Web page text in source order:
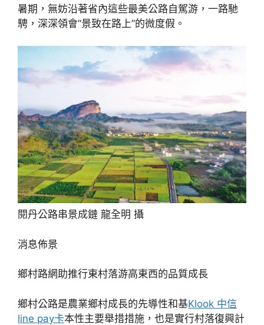
暑期，無妨沿著省內這些最美公路自駕游，一路馳
騁，深深領會“景致在路上”的微度假。
閱丹公路串景成鏈 龍全明 攝
消息佈景
鄉村路網助推行東村落游高東西的品質成長
鄉村公路是農業鄉村成長的先導性和基Klook 中信
line pay卡本性主要舉措措施，也是實行村落復興計